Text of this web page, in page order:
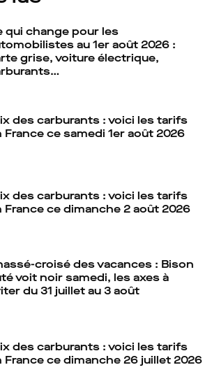
qui change pour les
au 1er août 2026 :
grise, voiture électrique,
des carburants : voici les tarifs
France ce samedi 1er août 2026
des carburants : voici les tarifs
France ce dimanche 2 août 2026
croisé des vacances : Bison
voit noir samedi, les axes à
du 31 juillet au 3 août
des carburants : voici les tarifs
France ce dimanche 26 juillet 2026